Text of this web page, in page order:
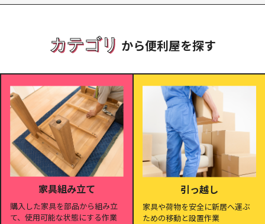
カテゴリ から便利屋を探す
家具組み立て
購入した家具を部品から組み立
て、使用可能な状態にする作業
引っ越し
家具や荷物を安全に新居へ運ぶ
ための移動と設置作業